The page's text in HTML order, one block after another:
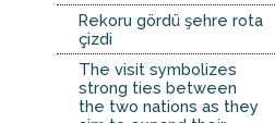
Rekoru gördü şehre rota
çizdi
The visit symbolizes
strong ties between
the two nations as they